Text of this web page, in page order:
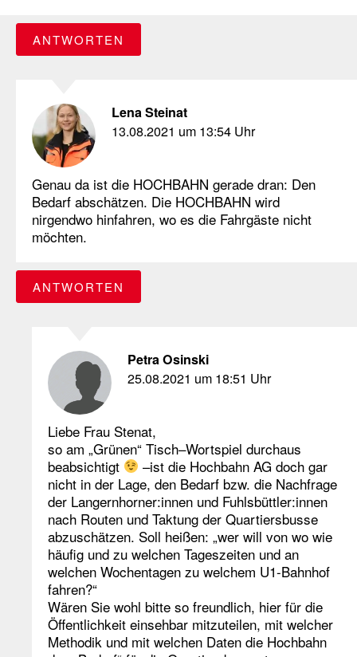
ANTWORTEN
Lena Steinat
13.08.2021 um 13:54 Uhr
Genau da ist die HOCHBAHN gerade dran: Den
Bedarf abschätzen. Die HOCHBAHN wird
nirgendwo hinfahren, wo es die Fahrgäste nicht
möchten.
ANTWORTEN
Petra Osinski
25.08.2021 um 18:51 Uhr
Liebe Frau Stenat,
so am „Grünen“ Tisch–Wortspiel durchaus
beabsichtigt
–ist die Hochbahn AG doch gar
nicht in der Lage, den Bedarf bzw. die Nachfrage
der Langernhorner:innen und Fuhlsbüttler:innen
nach Routen und Taktung der Quartiersbusse
abzuschätzen. Soll heißen: „wer will von wo wie
häufig und zu welchen Tageszeiten und an
welchen Wochentagen zu welchem U1-Bahnhof
fahren?“
Wären Sie wohl bitte so freundlich, hier für die
Öffentlichkeit einsehbar mitzuteilen, mit welcher
Methodik und mit welchen Daten die Hochbahn